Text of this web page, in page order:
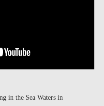
in the Sea Waters in